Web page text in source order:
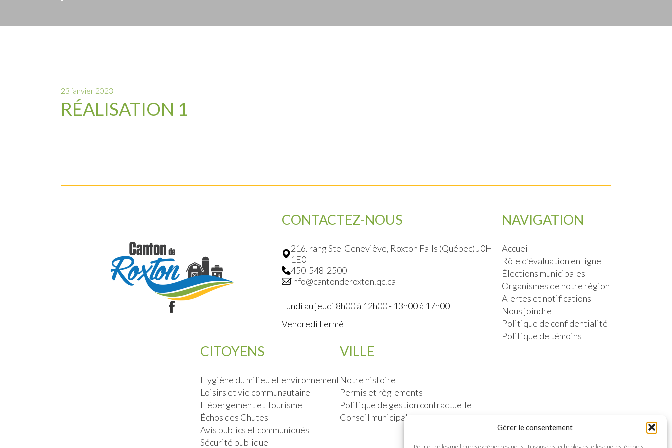
Gérer le consentement
23 janvier 2023
RÉALISATION 1
NAVIGATION
Accueil
Rôle d’évaluation en ligne
Élections municipales
Organismes de notre région
Alertes et notifications
Nous joindre
Politique de confidentialité
Politique de témoins
CITOYENS
Hygiène du milieu et environnement
Loisirs et vie communautaire
Hébergement et Tourisme
Échos des Chutes
Avis publics et communiqués
Sécurité publique
VILLE
Notre histoire
Permis et règlements
Politique de gestion contractuelle
Conseil municipal
CONTACTEZ-NOUS
216. rang Ste-Geneviève, Roxton Falls (Québec) J0H
1E0
450-548-2500
info@cantonderoxton.qc.ca
Lundi au jeudi 8h00 à 12h00 - 13h00 à 17h00
Vendredi Fermé